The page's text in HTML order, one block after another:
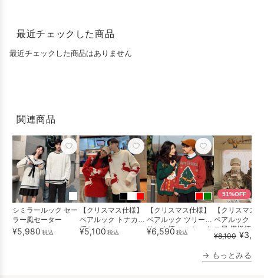
最近チェックした商品
最近チェックした商品はありません
関連商品
シミラールック セー
ラー風セーター
¥5,980 税込
【クリスマス仕様】
ペアルック トナカイ
柄セーター
¥5,100 税込
【クリスマス仕様】
ペアルック ツリー＆
サンタ柄 ユニセック
スセータ...
¥6,590 税込
51%OFF
【クリスマス
ペアルック ク
ス風 模様柄セ
¥8,100
→ もっとみる